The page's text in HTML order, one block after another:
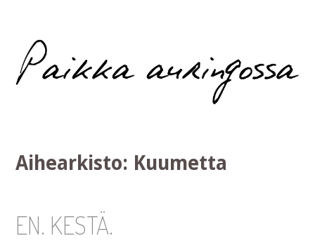
Paikka auringossa
Aihearkisto: Kuumetta
EN. KESTÄ.